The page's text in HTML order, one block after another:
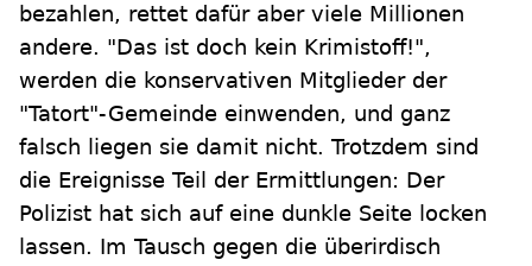
bezahlen, rettet dafür aber viele Millionen
andere. "Das ist doch kein Krimistoff!",
werden die konservativen Mitglieder der
"Tatort"-Gemeinde einwenden, und ganz
falsch liegen sie damit nicht. Trotzdem sind
die Ereignisse Teil der Ermittlungen: Der
Polizist hat sich auf eine dunkle Seite locken
lassen. Im Tausch gegen die überirdisch